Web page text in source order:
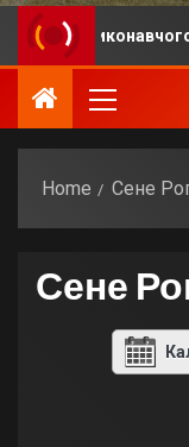
виконавчого
Home Сене
Сене